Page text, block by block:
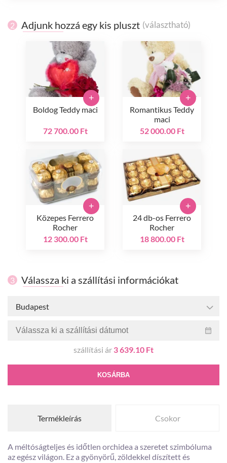
2 Adjunk hozzá egy kis pluszt (választható)
Boldog Teddy maci
72 700.00 Ft
+
Romantikus Teddy
maci
52 000.00 Ft
+
Közepes Ferrero
Rocher
12 300.00 Ft
+
24 db-os Ferrero
Rocher
18 800.00 Ft
+
3 Válassza ki a szállítási információkat
Budapest
szállítási ár 3 639.10 Ft
KOSÁRBA
Termékleírás Csokor
A méltóságteljes és időtlen orchidea a szeretet szimbóluma
az egész világon. Ez a gyönyörű, zöldekkel díszített és